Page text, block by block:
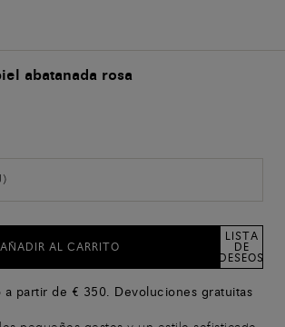
abatanada rosa
AÑADIR AL CARRITO
LISTA
DE
DESEOS
a partir de € 350. Devoluciones gratuitas